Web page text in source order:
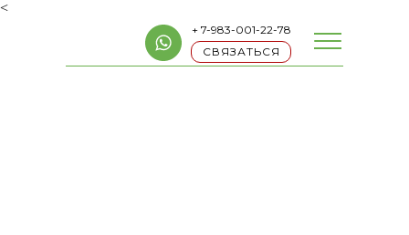
<
+ 7-983-001-22-78
СВЯЗАТЬСЯ